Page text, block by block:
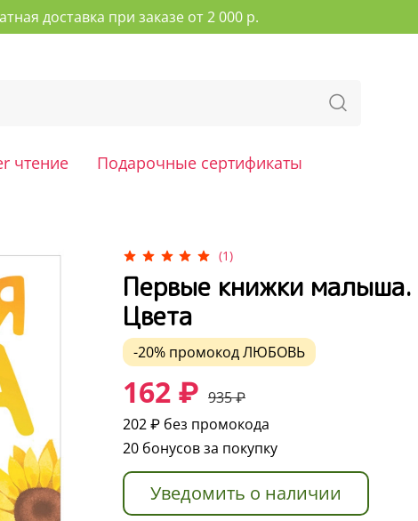
доставка при заказе от 2 000 р.
чтение Подарочные сертификаты
(1)
Первые книжки малыша.
Цвета
-20% промокодЛЮБОВЬ
162 ₽ 935 ₽
202 ₽ без промокода
20 бонусов за покупку
Уведомить о наличии